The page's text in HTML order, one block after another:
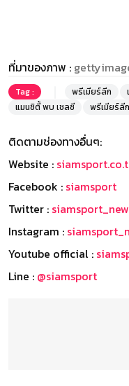
ที่มาของภาพ :
Tag : พรีเมียร์ลีก
แมนซิตี้ พบ เชลซี
พรีเมียร์ลี
ติดตามช่องทางอื่นๆ:
Website :
Facebook : siamsport
Twitter :
Instagram :
Youtube official :
Line : @siamsport